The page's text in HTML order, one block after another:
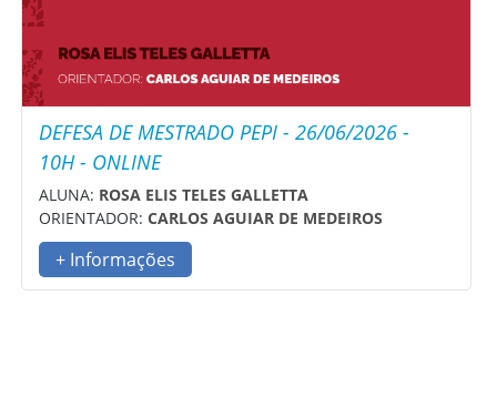
DEFESA DE MESTRADO PEPI - 26/06/2026 -
10H - ONLINE
ALUNA: ROSA ELIS TELES GALLETTA
ORIENTADOR: CARLOS AGUIAR DE MEDEIROS
+ Informações